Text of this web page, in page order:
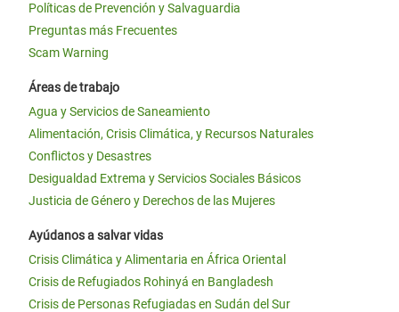
Políticas de Prevención y Salvaguardia
Preguntas más Frecuentes
Scam Warning
Áreas de trabajo
Agua y Servicios de Saneamiento
Alimentación, Crisis Climática, y Recursos Naturales
Conflictos y Desastres
Desigualdad Extrema y Servicios Sociales Básicos
Justicia de Género y Derechos de las Mujeres
Ayúdanos a salvar vidas
Crisis Climática y Alimentaria en África Oriental
Crisis de Refugiados Rohinyá en Bangladesh
Crisis de Personas Refugiadas en Sudán del Sur